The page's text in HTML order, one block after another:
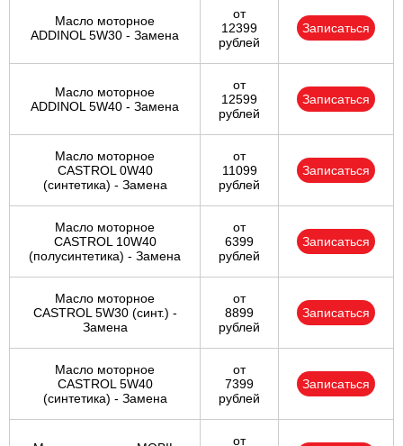
Масло моторное
ADDINOL 5W30 - Замена
от
12399
рублей
Записаться
Масло моторное
ADDINOL 5W40 - Замена
от
12599
рублей
Записаться
Масло моторное
CASTROL 0W40
(синтетика) - Замена
от
11099
рублей
Записаться
Масло моторное
CASTROL 10W40
(полусинтетика) - Замена
от
6399
рублей
Записаться
Масло моторное
CASTROL 5W30 (синт.) -
Замена
от
8899
рублей
Записаться
Масло моторное
CASTROL 5W40
(синтетика) - Замена
от
7399
рублей
Записаться
от